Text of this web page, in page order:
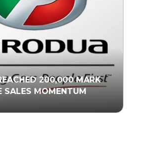
200,000 MARK
SALES MOMENTUM